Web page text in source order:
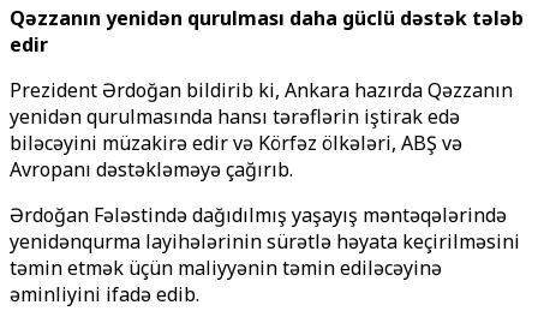
Qəzzanın yenidən qurulması daha güclü dəstək tələb
edir
Prezident Ərdoğan bildirib ki, Ankara hazırda Qəzzanın
yenidən qurulmasında hansı tərəflərin iştirak edə
biləcəyini müzakirə edir və Körfəz ölkələri, ABŞ və
Avropanı dəstəkləməyə çağırıb.
Ərdoğan Fələstində dağıdılmış yaşayış məntəqələrində
yenidənqurma layihələrinin sürətlə həyata keçirilməsini
təmin etmək üçün maliyyənin təmin ediləcəyinə
əminliyini ifadə edib.